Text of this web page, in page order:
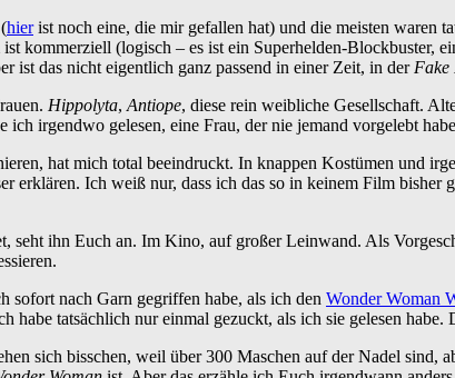
hierist noch eine, die mir gefallen hat) und die meisten waren
kommerziell (logisch – es ist ein Superhelden-
ist das nicht eigentlich ganz passend in einer Zeit, in der Fake
Hippolyta, Antiope, diese rein weibliche Gesellschaft.
ich irgendwo gelesen, eine Frau, der nie jemand vorgelebt
hat mich total beeindruckt. In knappen Kostümen und
erklären. Ich weiß nur, dass ich das so in keinem Film
seht ihn Euch an. Im Kino, auf großer Leinwand. Als
sofort nach Garn gegriffen habe, als ich den Wonder Woman
tatsächlich nur einmal gezuckt, als ich sie gelesen
sich bisschen, weil über 300 Maschen auf der Nadel